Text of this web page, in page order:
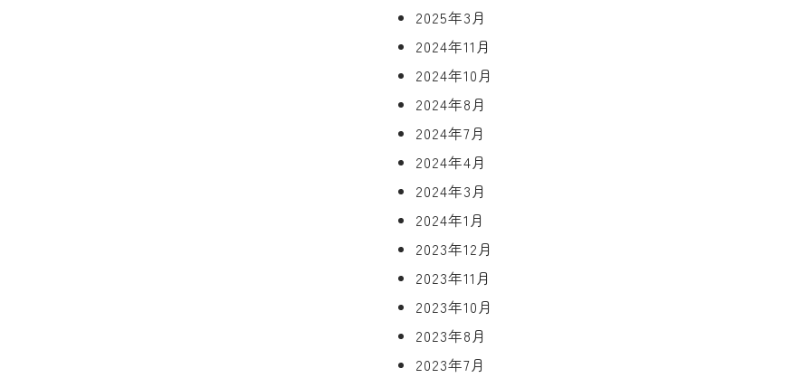
2025年3月
2024年11月
2024年10月
2024年8月
2024年7月
2024年4月
2024年3月
2024年1月
2023年12月
2023年11月
2023年10月
2023年8月
2023年7月